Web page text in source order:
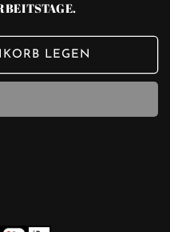
LEGEN